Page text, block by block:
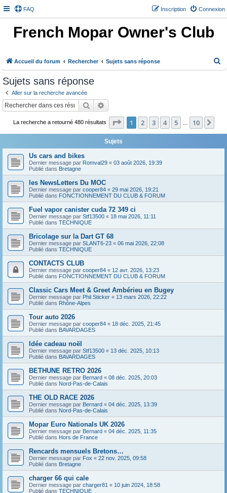
FAQ Connexion
Inscription
French Mopar Owner's Club
Accueil du forum Rechercher Sujets sans réponse
c
Sujets sans réponse
Aller sur la recherche avancée
Rechercher
La recherche a retourné 480 résultats Page 1sur10
1 2 3 4 5 10
Sujets
Us cars and bikes
Dernier message par Romval29 « 03 août 2026, 19:39
Publié dans Bretagne
les NewsLetters Du MOC
Dernier message par cooper84 « 29 mai 2026, 19:21
Publié dans FONCTIONNEMENT DU CLUB & FORUM
Fuel vapor canister cuda 72 349 ci
Dernier message par Stf13500 « 18 mai 2026, 11:11
Publié dans TECHNIQUE
Bricolage sur la Dart GT 68
Dernier message par SLANT6-23 « 06 mai 2026, 22:08
Publié dans TECHNIQUE
CONTACTS CLUB
Dernier message par cooper84 « 12 avr. 2026, 13:23
Publié dans FONCTIONNEMENT DU CLUB & FORUM
Classic Cars Meet & Greet Ambérieu en Bugey
Dernier message par Phil Sticker « 13 mars 2026, 22:22
Publié dans Rhône-Alpes
Tour auto 2026
Dernier message par cooper84 « 18 déc. 2025, 21:45
Publié dans BAVARDAGES
Idée cadeau noël
Dernier message par Stf13500 « 13 déc. 2025, 10:13
Publié dans BAVARDAGES
BETHUNE RETRO 2026
Dernier message par Bernard « 08 déc. 2025, 20:03
Publié dans Nord-Pas-de-Calais
THE OLD RACE 2026
Dernier message par Bernard « 04 déc. 2025, 13:39
Publié dans Nord-Pas-de-Calais
Mopar Euro Nationals UK 2026
Dernier message par Bernard « 04 déc. 2025, 11:35
Publié dans Hors de France
Rencards mensuels Bretons…
Dernier message par Fox « 22 nov. 2025, 09:58
Publié dans Bretagne
charger 66 qui cale
Dernier message par charger81 « 10 juin 2024, 18:58
Publié dans TECHNIQUE